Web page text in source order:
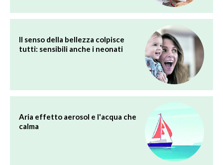
Il senso della bellezza colpisce
tutti: sensibili anche i neonati
Aria effetto aerosol e l'acqua che
calma